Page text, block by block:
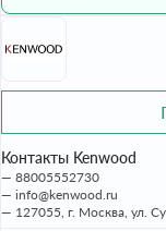
Контакты Kenwood
88005552730
info@kenwood.ru
127055, г. Москва, ул.